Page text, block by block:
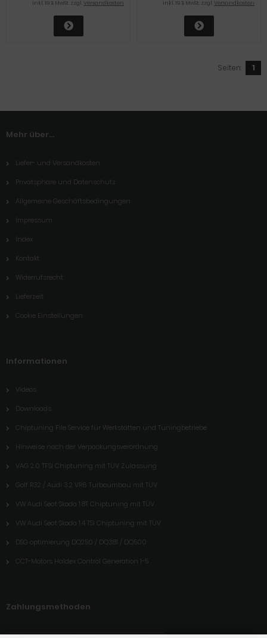
inkl. 19 % MwSt. zzgl.Versandkosten inkl. 19 % MwSt. zzgl.Versandkosten
Seiten: 1
Mehr über...
Liefer- und Versandkosten
Privatsphäre und Datenschutz
Allgemeine Geschäftsbedingungen
Impressum
Index
Kontakt
Widerrufsrecht
Lieferzeit
Cookie Einstellungen
Informationen
Videos
Downloads
Chiptuning File Service für Werkstätten und Tuningbetriebe
Hinweise nach der Verpackungsverordnung
VAG 2.0 TFSI Chiptuning mit TÜV Zulassung
Golf R32 / Audi 3.2 VR6 Turboumbau mit TÜV
VW Audi Seat Skoda 1.8T Chiptuning mit TÜV
VW Audi Seat Skoda 1.4 TSI Chiptuning mit TÜV
DSG optimierung DQ250 / DQ381 / DQ500
CCT-Motors Haldex Control Generation 1-5
Zahlungsmethoden